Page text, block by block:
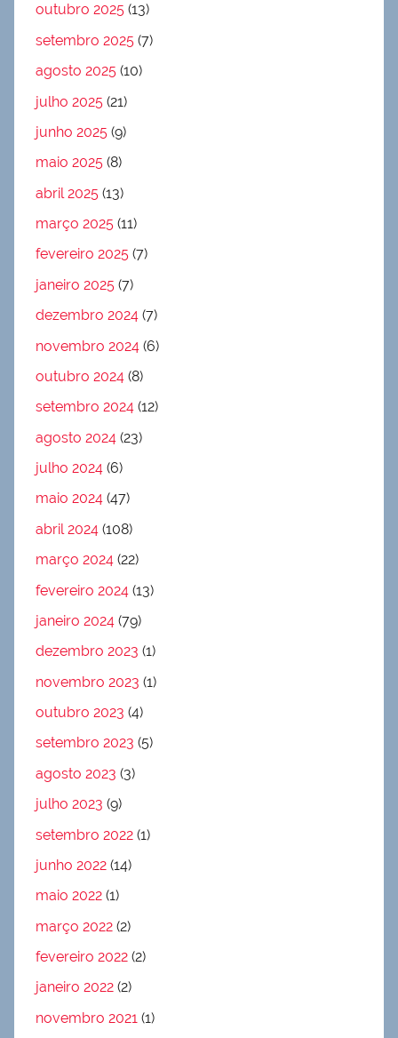
outubro 2025 (13)
setembro 2025 (7)
agosto 2025 (10)
julho 2025 (21)
junho 2025 (9)
maio 2025 (8)
abril 2025 (13)
março 2025 (11)
fevereiro 2025 (7)
janeiro 2025 (7)
dezembro 2024 (7)
novembro 2024 (6)
outubro 2024 (8)
setembro 2024 (12)
agosto 2024 (23)
julho 2024 (6)
maio 2024 (47)
abril 2024 (108)
março 2024 (22)
fevereiro 2024 (13)
janeiro 2024 (79)
dezembro 2023 (1)
novembro 2023 (1)
outubro 2023 (4)
setembro 2023 (5)
agosto 2023 (3)
julho 2023 (9)
setembro 2022 (1)
junho 2022 (14)
maio 2022 (1)
março 2022 (2)
fevereiro 2022 (2)
janeiro 2022 (2)
novembro 2021 (1)